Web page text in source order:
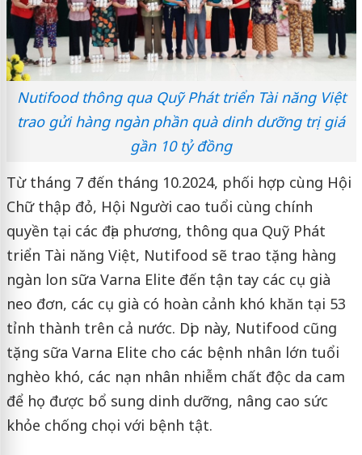
Nutifood thông qua Quỹ Phát triển Tài năng Việt
trao gửi hàng ngàn phần quà dinh dưỡng trị giá
gần 10 tỷ đồng
Từ tháng 7 đến tháng 10.2024, phối hợp cùng Hội
Chữ thập đỏ, Hội Người cao tuổi cùng chính
quyền tại các địa phương, thông qua Quỹ Phát
triển Tài năng Việt, Nutifood sẽ trao tặng hàng
ngàn lon sữa Varna Elite đến tận tay các cụ già
neo đơn, các cụ già có hoàn cảnh khó khăn tại 53
tỉnh thành trên cả nước. Dịp này, Nutifood cũng
tặng sữa Varna Elite cho các bệnh nhân lớn tuổi
nghèo khó, các nạn nhân nhiễm chất độc da cam
để họ được bổ sung dinh dưỡng, nâng cao sức
khỏe chống chọi với bệnh tật.